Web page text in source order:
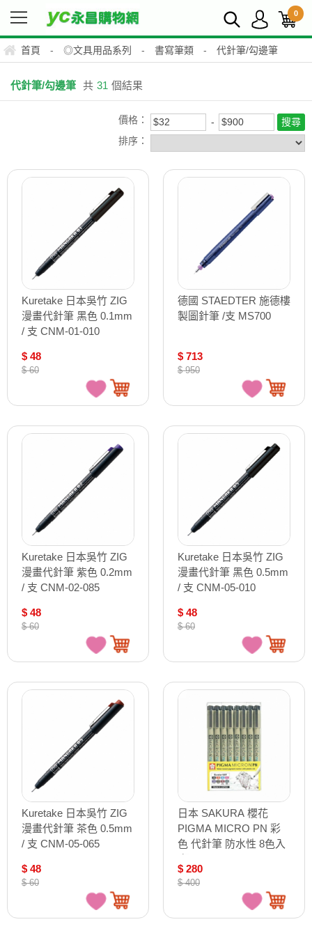
0
首頁 - ◎文具用品系列 - 書寫筆類 - 代針筆/勾邊筆
代針筆/勾邊筆 共 31 個結果
價格：
排序：
Kuretake 日本吳竹 ZIG
漫畫代針筆 黑色 0.1mm
/ 支 CNM-01-010
$ 48
$ 60
德國 STAEDTER 施德樓
製圖針筆 /支 MS700
$ 713
$ 950
Kuretake 日本吳竹 ZIG
漫畫代針筆 紫色 0.2mm
/ 支 CNM-02-085
$ 48
$ 60
Kuretake 日本吳竹 ZIG
漫畫代針筆 黑色 0.5mm
/ 支 CNM-05-010
$ 48
$ 60
Kuretake 日本吳竹 ZIG
漫畫代針筆 茶色 0.5mm
/ 支 CNM-05-065
$ 48
$ 60
日本 SAKURA 櫻花
PIGMA MICRO PN 彩
色 代針筆 防水性 8色入
$ 280
$ 400